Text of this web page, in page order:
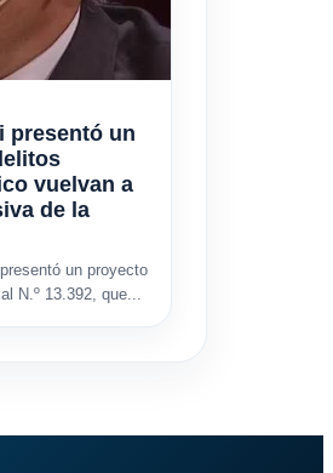
presentó un
vuelvan a
de la
un proyecto
N.º 13.392, que...